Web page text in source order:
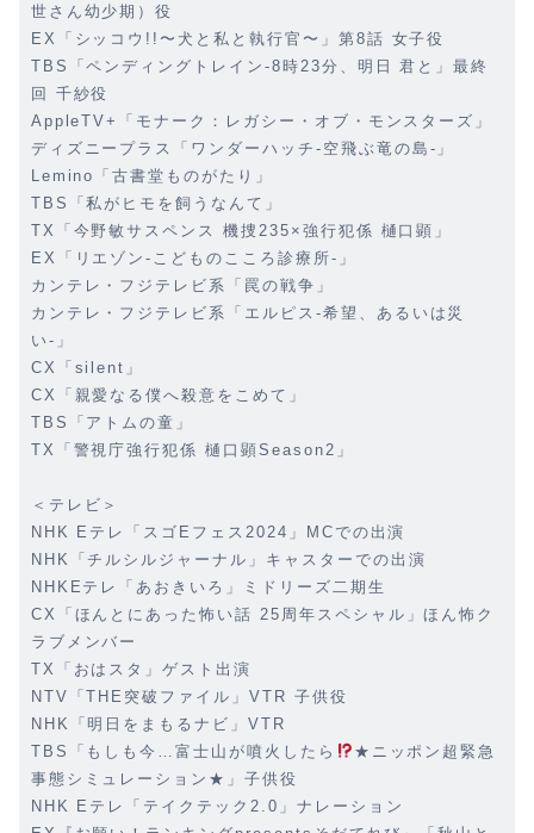
世さん幼少期）役
EX「シッコウ!!〜犬と私と執行官〜」第8話 女子役
TBS「ペンディングトレイン-8時23分、明日 君と」最終
回 千紗役
AppleTV+「モナーク：レガシー・オブ・モンスターズ」
ディズニープラス「ワンダーハッチ-空飛ぶ竜の島-」
Lemino「古書堂ものがたり」
TBS「私がヒモを飼うなんて」
TX「今野敏サスペンス 機捜235×強行犯係 樋口顕」
EX「リエゾン-こどものこころ診療所-」
カンテレ・フジテレビ系「罠の戦争」
カンテレ・フジテレビ系「エルピス-希望、あるいは災
い-」
CX「silent」
CX「親愛なる僕へ殺意をこめて」
TBS「アトムの童」
TX「警視庁強行犯係 樋口顕Season2」
＜テレビ＞
NHK Eテレ「スゴEフェス2024」MCでの出演
NHK「チルシルジャーナル」キャスターでの出演
NHKEテレ「あおきいろ」ミドリーズ二期生
CX「ほんとにあった怖い話 25周年スペシャル」ほん怖ク
ラブメンバー
TX「おはスタ」ゲスト出演
NTV「THE突破ファイル」VTR 子供役
NHK「明日をまもるナビ」VTR
TBS「もしも今…富士山が噴火したら
★ニッポン超緊急
事態シミュレーション★」子供役
NHK Eテレ「テイクテック2.0」ナレーション